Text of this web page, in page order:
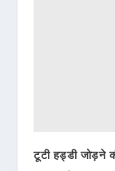
टूटी हड्डी जोड़ने